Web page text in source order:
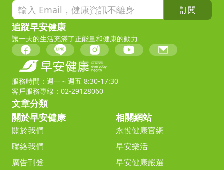
訂閱
追蹤早安健康
讓一天的生活充滿了正能量和健康的動力
服務時間：週一～週五 8:30-17:30
客戶服務專線：02-29128060
文章分類
關於早安健康
關於我們
聯絡我們
廣告刊登
相關網站
永悅健康官網
早安樂活
早安健康嚴選